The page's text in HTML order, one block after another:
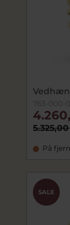
763-000-
På
SALE